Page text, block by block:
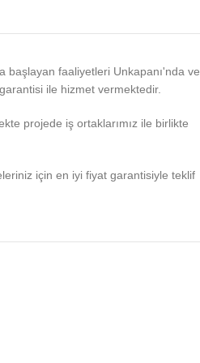
başlayan faaliyetleri Unkapanı'nda ve
ile hizmet vermektedir.
projede iş ortaklarımız ile birlikte
için en iyi fiyat garantisiyle teklif